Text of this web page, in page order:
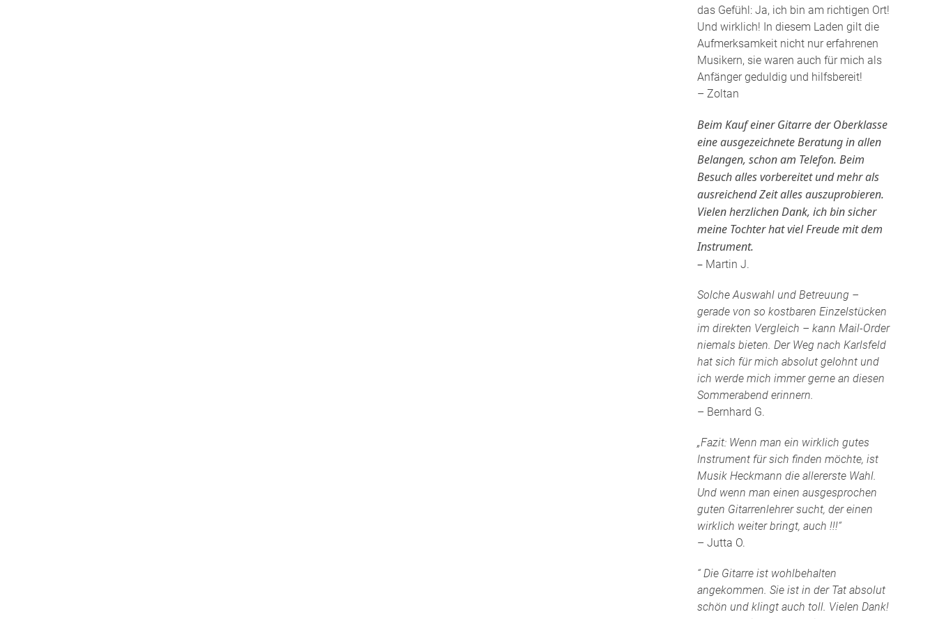
das Gefühl: Ja, ich bin am richtigen Ort!
Und wirklich! In diesem Laden gilt die
Aufmerksamkeit nicht nur erfahrenen
Musikern, sie waren auch für mich als
Anfänger geduldig und hilfsbereit!
– Zoltan
Beim Kauf einer Gitarre der Oberklasse
eine ausgezeichnete Beratung in allen
Belangen, schon am Telefon. Beim
Besuch alles vorbereitet und mehr als
ausreichend Zeit alles auszuprobieren.
Vielen herzlichen Dank, ich bin sicher
meine Tochter hat viel Freude mit dem
Instrument.
– Martin J.
Solche Auswahl und Betreuung –
gerade von so kostbaren Einzelstücken
im direkten Vergleich – kann Mail-Order
niemals bieten. Der Weg nach Karlsfeld
hat sich für mich absolut gelohnt und
ich werde mich immer gerne an diesen
Sommerabend erinnern.
– Bernhard G.
„Fazit: Wenn man ein wirklich gutes
Instrument für sich finden möchte, ist
Musik Heckmann die allererste Wahl.
Und wenn man einen ausgesprochen
guten Gitarrenlehrer sucht, der einen
wirklich weiter bringt, auch !!!“
– Jutta O.
“ Die Gitarre ist wohlbehalten
angekommen. Sie ist in der Tat absolut
schön und klingt auch toll. Vielen Dank!